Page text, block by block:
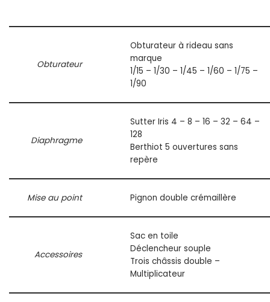
Obturateur
Obturateur à rideau sans
marque
1/15 – 1/30 – 1/45 – 1/60 – 1/75 –
1/90
Diaphragme
Sutter Iris 4 – 8 – 16 – 32 – 64 –
128
Berthiot 5 ouvertures sans
repère
Mise au point Pignon double crémaillère
Accessoires
Sac en toile
Déclencheur souple
Trois châssis double –
Multiplicateur